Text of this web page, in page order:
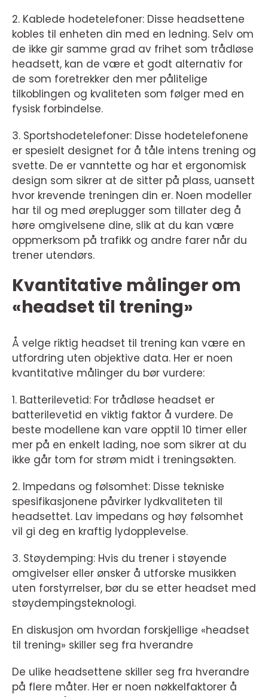
2. Kablede hodetelefoner: Disse headsettene
kobles til enheten din med en ledning. Selv om
de ikke gir samme grad av frihet som trådløse
headsett, kan de være et godt alternativ for
de som foretrekker den mer pålitelige
tilkoblingen og kvaliteten som følger med en
fysisk forbindelse.
3. Sportshodetelefoner: Disse hodetelefonene
er spesielt designet for å tåle intens trening og
svette. De er vanntette og har et ergonomisk
design som sikrer at de sitter på plass, uansett
hvor krevende treningen din er. Noen modeller
har til og med øreplugger som tillater deg å
høre omgivelsene dine, slik at du kan være
oppmerksom på trafikk og andre farer når du
trener utendørs.
Kvantitative målinger om
«headset til trening»
Å velge riktig headset til trening kan være en
utfordring uten objektive data. Her er noen
kvantitative målinger du bør vurdere:
1. Batterilevetid: For trådløse headset er
batterilevetid en viktig faktor å vurdere. De
beste modellene kan vare opptil 10 timer eller
mer på en enkelt lading, noe som sikrer at du
ikke går tom for strøm midt i treningsøkten.
2. Impedans og følsomhet: Disse tekniske
spesifikasjonene påvirker lydkvaliteten til
headsettet. Lav impedans og høy følsomhet
vil gi deg en kraftig lydopplevelse.
3. Støydemping: Hvis du trener i støyende
omgivelser eller ønsker å utforske musikken
uten forstyrrelser, bør du se etter headset med
støydempingsteknologi.
En diskusjon om hvordan forskjellige «headset
til trening» skiller seg fra hverandre
De ulike headsettene skiller seg fra hverandre
på flere måter. Her er noen nøkkelfaktorer å